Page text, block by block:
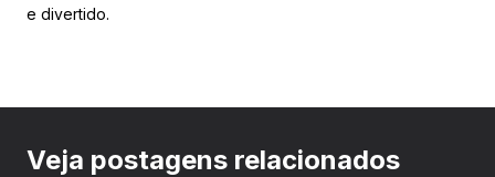
e divertido.
Veja postagens relacionados